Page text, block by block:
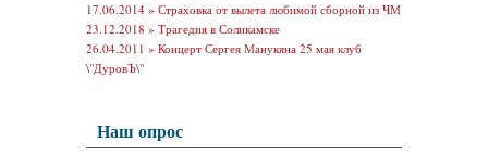
17.06.2014 » Страховка от вылета любимой сборной из ЧМ
23.12.2018 » Трагедия в Соликамске
26.04.2011 » Концерт Сергея Манукяна 25 мая клуб
\"ДуровЪ\"
Наш опрос